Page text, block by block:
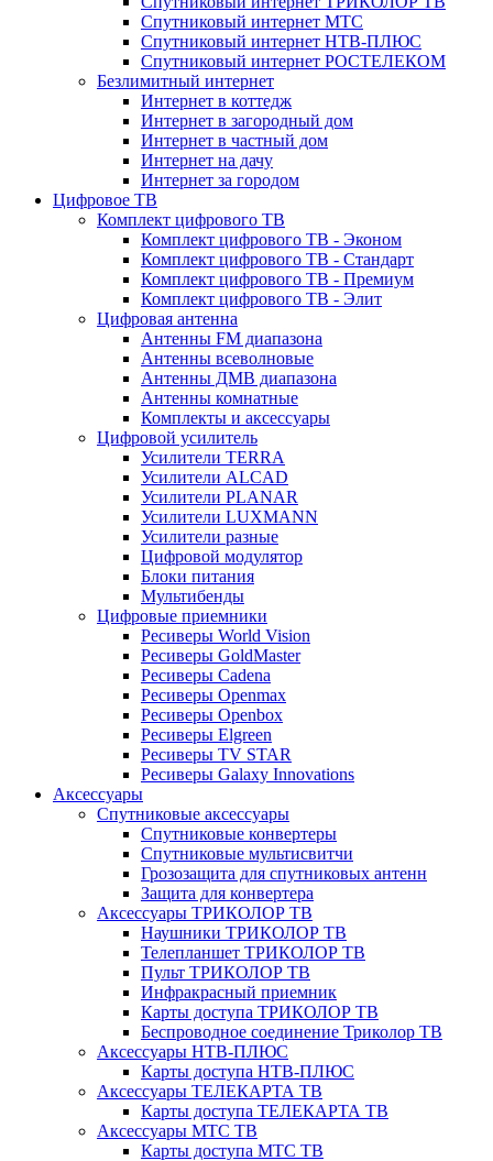
Спутниковый интернет МТС
Спутниковый интернет НТВ-ПЛЮС
Спутниковый интернет РОСТЕЛЕКОМ
Безлимитный интернет
Интернет в коттедж
Интернет в загородный дом
Интернет в частный дом
Интернет на дачу
Интернет за городом
Цифровое ТВ
Комплект цифрового ТВ
Комплект цифрового ТВ - Эконом
Комплект цифрового ТВ - Стандарт
Комплект цифрового ТВ - Премиум
Комплект цифрового ТВ - Элит
Цифровая антенна
Антенны FM диапазона
Антенны всеволновые
Антенны ДМВ диапазона
Антенны комнатные
Комплекты и аксессуары
Цифровой усилитель
Усилители TERRA
Усилители ALCAD
Усилители PLANAR
Усилители LUXMANN
Усилители разные
Цифровой модулятор
Блоки питания
Мультибенды
Цифровые приемники
Ресиверы World Vision
Ресиверы GoldMaster
Ресиверы Cadena
Ресиверы Openmax
Ресиверы Openbox
Ресиверы Elgreen
Ресиверы TV STAR
Ресиверы Galaxy Innovations
Аксессуары
Спутниковые аксессуары
Спутниковые конвертеры
Спутниковые мультисвитчи
Грозозащита для спутниковых антенн
Защита для конвертера
Аксессуары ТРИКОЛОР ТВ
Наушники ТРИКОЛОР ТВ
Телепланшет ТРИКОЛОР ТВ
Пульт ТРИКОЛОР ТВ
Инфракрасный приемник
Карты доступа ТРИКОЛОР ТВ
Беспроводное соединение Триколор ТВ
Аксессуары НТВ-ПЛЮС
Карты доступа НТВ-ПЛЮС
Аксессуары ТЕЛЕКАРТА ТВ
Карты доступа ТЕЛЕКАРТА ТВ
Аксессуары МТС ТВ
Карты доступа МТС ТВ